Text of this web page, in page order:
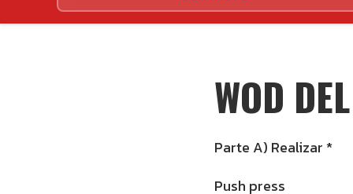
FUNCIONALES
WOD
Parte A) Realizar *
Push press